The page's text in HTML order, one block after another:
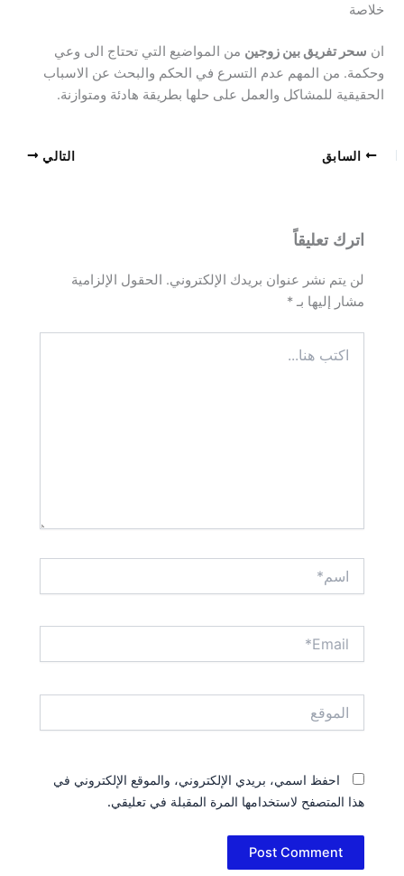
خلاصة
ان سحر تفريق بين زوجين من المواضيع التي تحتاج الى وعي
وحكمة. من المهم عدم التسرع في الحكم والبحث عن الاسباب
الحقيقية للمشاكل والعمل على حلها بطريقة هادئة ومتوازنة.
السابق التالي
اترك تعليقاً
لن يتم نشر عنوان بريدك الإلكتروني. الحقول الإلزامية
مشار إليها بـ*
هنا...
احفظ اسمي، بريدي الإلكتروني، والموقع الإلكتروني في
هذا المتصفح لاستخدامها المرة المقبلة في تعليقي.